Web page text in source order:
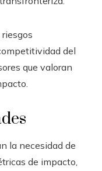
del
que valoran
la necesidad de
de impacto,